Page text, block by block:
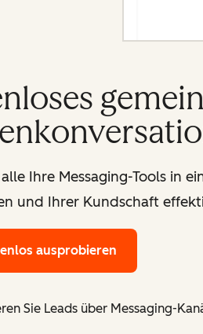
Ihre Messaging-Tools in
und Ihrer Kundschaft
ausprobieren
Sie Leads über Messaging-